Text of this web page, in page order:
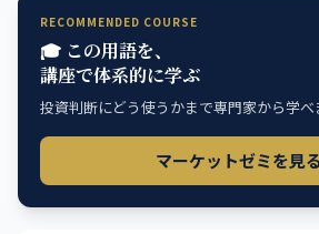
RECOMMENDED COURSE
🎓 この用語を、
講座で体系的に学ぶ
投資判断にどう使うかまで専門家から学べ
マーケットゼミを見